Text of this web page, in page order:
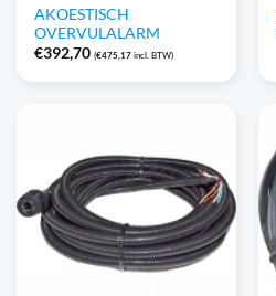
AKOESTISCH
OVERVULALARM
€392,70 (€475,17 incl. BTW)